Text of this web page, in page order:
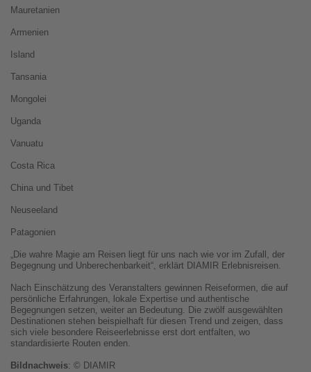
Mauretanien
Armenien
Island
Tansania
Mongolei
Uganda
Vanuatu
Costa Rica
China und Tibet
Neuseeland
Patagonien
„Die wahre Magie am Reisen liegt für uns nach wie vor im Zufall, der
Begegnung und Unberechenbarkeit“, erklärt DIAMIR Erlebnisreisen.
Nach Einschätzung des Veranstalters gewinnen Reiseformen, die auf
persönliche Erfahrungen, lokale Expertise und authentische
Begegnungen setzen, weiter an Bedeutung. Die zwölf ausgewählten
Destinationen stehen beispielhaft für diesen Trend und zeigen, dass
sich viele besondere Reiseerlebnisse erst dort entfalten, wo
standardisierte Routen enden.
Bildnachweis: © DIAMIR